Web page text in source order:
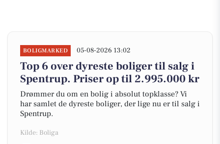
BOLIGMARKED 05-08-2026 13:02
Top 6 over dyreste boliger til salg i
Spentrup. Priser op til 2.995.000 kr
Drømmer du om en bolig i absolut topklasse? Vi
har samlet de dyreste boliger, der lige nu er til salg i
Spentrup.
Kilde: Boliga